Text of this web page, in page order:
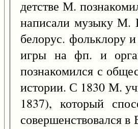
детстве М.
написали музыку М.
белорус. фольклору
игры на фп. и
познакомился с
истории. С 1830 М.
1837), который
совершенствовался